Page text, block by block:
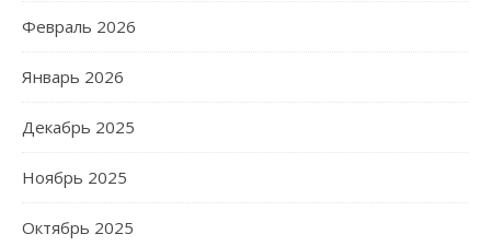
Февраль 2026
Январь 2026
Декабрь 2025
Ноябрь 2025
Октябрь 2025